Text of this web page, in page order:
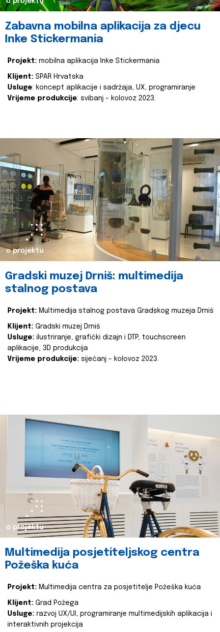
Zabavna mobilna aplikacija za djecu
Inke Stickermania
Projekt: mobilna aplikacija Inke Stickermania
Klijent: SPAR Hrvatska
Usluge: koncept aplikacije i sadržaja, UX, programiranje
Vrijeme produkcije: svibanj - kolovoz 2023.
o projektu
Gradski muzej Drniš: multimedija
stalnog postava
Projekt: Multimedija stalnog postava Gradskog muzeja Drniš
Klijent: Gradski muzej Drniš
Usluge: ilustriranje, grafički dizajn i DTP, touchscreen
aplikacije, 3D produkcija
Vrijeme produkcije: siječanj - kolovoz 2023.
o projektu
Multimedija posjetiteljskog centra
Požeška kuća
Projekt: Multimedija centra za posjetitelje Požeška kuća
Klijent: Grad Požega
Usluge: razvoj UX/UI, programiranje multimedijskih aplikacija i
interaktivnih projekcija